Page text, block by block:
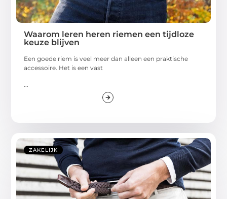
Waarom leren heren riemen een tijdloze
keuze blijven
Een goede riem is veel meer dan alleen een praktische
accessoire. Het is een vast
ZAKELIJK